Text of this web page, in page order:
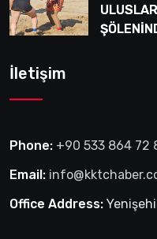
İletişim
Phone: +90 533 864 72
Email:
Office Address: